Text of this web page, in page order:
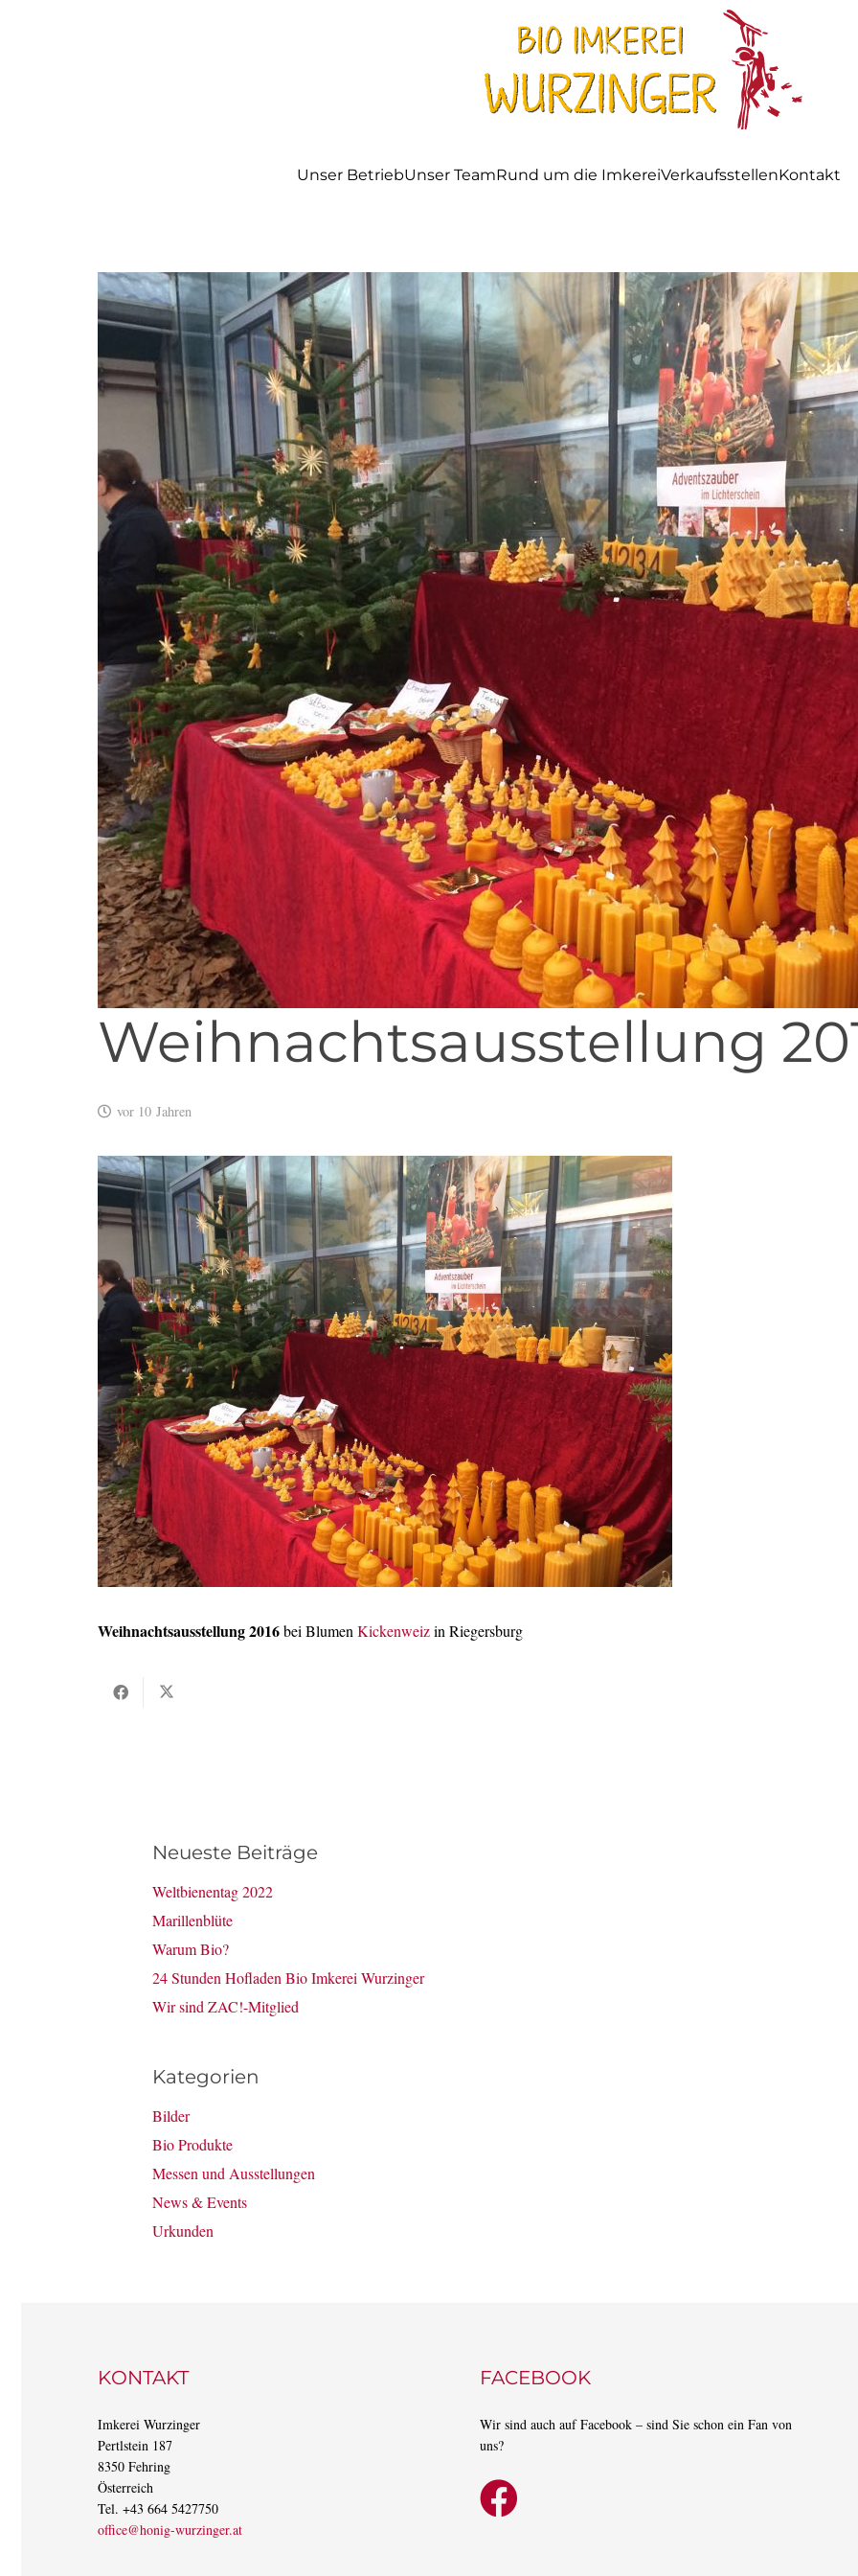
Unser BetriebUnser TeamRund um die ImkereiVerkaufsstellenKontakt
Weihnachtsausstellung
vor 10 Jahren
Weihnachtsausstellung 2016bei Blumen Kickenweizin Riegersburg
Neueste Beiträge
Weltbienentag 2022
Marillenblüte
Warum Bio?
24 Stunden Hofladen Bio Imkerei Wurzinger
Wir sind ZAC!-Mitglied
Kategorien
Bilder
Bio Produkte
Messen und Ausstellungen
News & Events
Urkunden
KONTAKT
Imkerei Wurzinger
Pertlstein 187
8350 Fehring
Österreich
Tel. +43 664 5427750
office@honig-wurzinger.at
FACEBOOK
Wir sind auch auf Facebook – sind Sie schon ein Fan von
uns?